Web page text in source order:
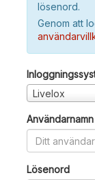
lösenord.
Genom att
Livelox
Användarnamn
Lösenord